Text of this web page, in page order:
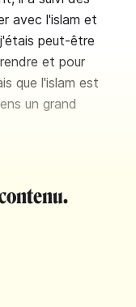
avec l'islam et
peut-être
et pour
que l'islam est
un grand